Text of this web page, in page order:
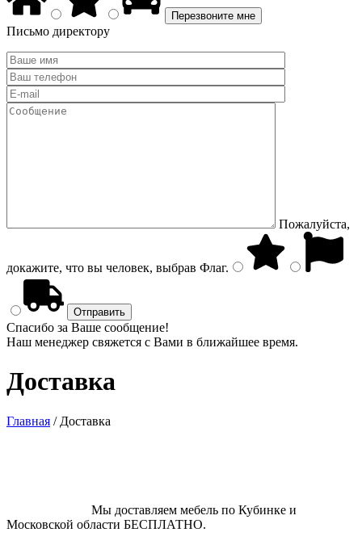
Письмо директору
Пожалуйста,
докажите, что вы человек, выбрав Флаг.
Спасибо за Ваше сообщение!
Наш менеджер свяжется с Вами в ближайшее время.
Доставка
Главная / Доставка
Мы доставляем мебель по Кубинке и
Московской области БЕСПЛАТНО.